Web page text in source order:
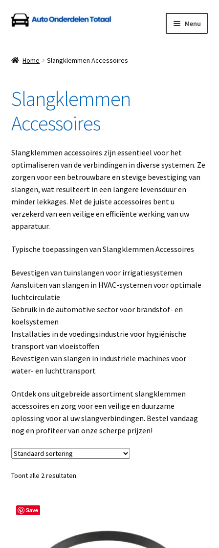
Ga
door
navigatie
Ga
naar
inhoud
Menu
Auto Onderdelen Shop
Betalen en Verzenden
Blog
Contact
Klantenservice
Linkpartners
My account
Over Ons
Overzicht
Privacybeleid
Retourbeleid
Winkelwagen
Home Slangklemmen Accessoires
Slangklemmen
Accessoires
Slangklemmen accessoires zijn essentieel voor het
optimaliseren van de verbindingen in diverse systemen. Ze
zorgen voor een betrouwbare en stevige bevestiging van
slangen, wat resulteert in een langere levensduur en
minder lekkages. Met de juiste accessoires bent u
verzekerd van een veilige en efficiënte werking van uw
apparatuur.
Typische toepassingen van Slangklemmen Accessoires
Bevestigen van tuinslangen voor irrigatiesystemen
Aansluiten van slangen in HVAC-systemen voor optimale
luchtcirculatie
Gebruik in de automotive sector voor brandstof- en
koelsystemen
Installaties in de voedingsindustrie voor hygiënische
transport van vloeistoffen
Bevestigen van slangen in industriële machines voor
water- en luchttransport
Ontdek ons uitgebreide assortiment slangklemmen
accessoires en zorg voor een veilige en duurzame
oplossing voor al uw slangverbindingen. Bestel vandaag
nog en profiteer van onze scherpe prijzen!
Toont alle 2 resultaten
Save